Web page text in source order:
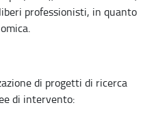
professionisti, in quanto
di progetti di ricerca
di intervento: